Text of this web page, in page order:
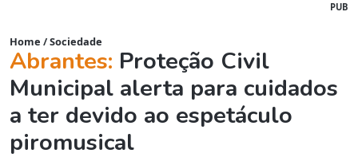
PUB
Home /Sociedade
Abrantes: Proteção Civil
Municipal alerta para cuidados
a ter devido ao espetáculo
piromusical